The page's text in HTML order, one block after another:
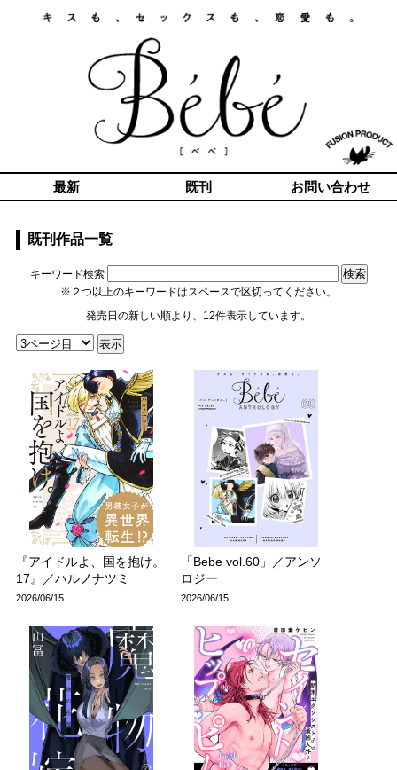
最新 既刊 お問い合わせ
既刊作品一覧
キーワード検索
※２つ以上のキーワードはスペースで区切ってください。
発売日の新しい順より、12件表示しています。
『アイドルよ、国を抱け。
17』／ハルノナツミ
2026/06/15
「Bebe vol.60」／アンソ
ロジー
2026/06/15